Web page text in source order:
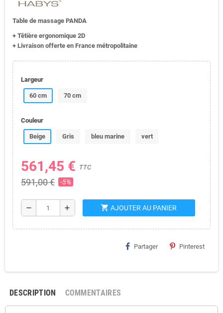
Table de massage PANDA
+ Têtière ergonomique 2D
+ Livraison offerte en France métropolitaine
Largeur
60 cm 70 cm
Couleur
Beige Gris bleu marine vert
561,45 € TTC
591,00 € -5%
remove add shopping_cart AJOUTER AU PANIER
Partager Pinterest
DESCRIPTION COMMENTAIRES